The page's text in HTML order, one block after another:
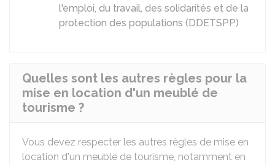
l'emploi, du travail, des solidarités et de la
protection des populations (DDETSPP)
Quelles sont les autres règles pour la
mise en location d'un meublé de
tourisme ?
Vous devez respecter les autres règles de mise en
location d'un meublé de tourisme, notamment en